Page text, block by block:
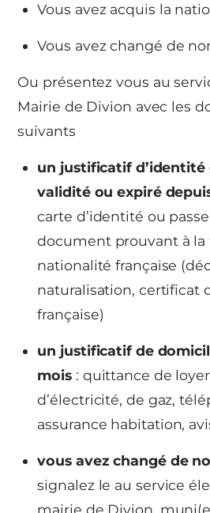
Vous avez acquis la
Vous avez changé de
Ou présentez vous au
Mairie de Divion avec les
suivants
un justificatif d’identité
validité ou expiré
carte d’identité ou
document prouvant à la
nationalité française
naturalisation, certificat
française)
un justificatif de
mois : quittance de
d’électricité, de gaz,
assurance habitation,
vous avez changé de
signalez le au service
mairie de Divion,